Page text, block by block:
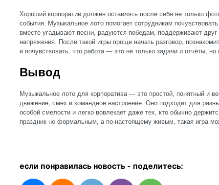
Хороший корпоратив должен оставлять после себя не только
события. Музыкальное лото помогает сотрудникам
вместе угадывают песни, радуются победам, поддерживают друг
напряжения. После такой игры проще начать разговор,
и почувствовать, что работа — это не только задачи и отчёты,
Вывод
Музыкальное лото для корпоратива — это простой, понятный и
движение, смех и командное настроение. Оно подходит для
особой смелости и легко вовлекает даже тех, кто обычно
праздник не формальным, а по-настоящему живым, такая игра
если понравилась новость - поделитесь: